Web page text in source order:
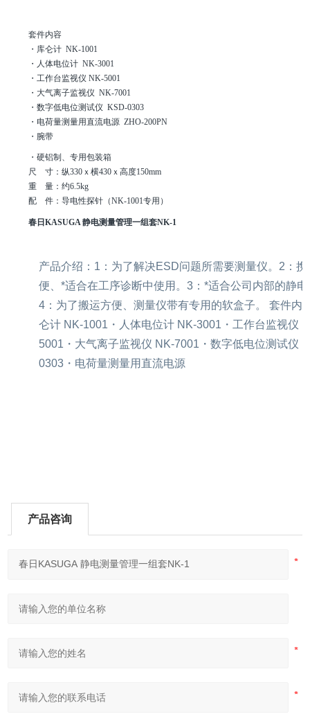
套件内容
・库仑计 NK-1001
・人体电位计 NK-3001
・工作台监视仪 NK-5001
・大气离子监视仪 NK-7001
・数字低电位测试仪 KSD-0303
・电荷量测量用直流电源 ZHO-200PN
・腕带
・硬铝制、专用包装箱
尺 寸：纵330ｘ横430ｘ高度150mm
重 量：约6.5kg
配 件：导电性探针（NK-1001专用）
春日KASUGA 静电测量管理一组套NK-1
产品介绍：1：为了解决ESD问题所需要测量仪。2：携
便、*适合在工序诊断中使用。3：*适合公司内部的静
4：为了搬运方便、测量仪带有专用的软盒子。 套件内
仑计 NK-1001・人体电位计 NK-3001・工作台监视仪
5001・大气离子监视仪 NK-7001・数字低电位测试仪
0303・电荷量测量用直流
产品咨询